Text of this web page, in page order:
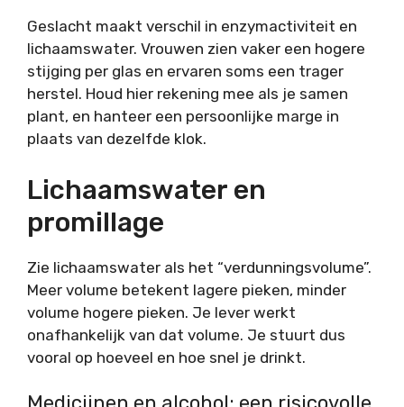
Geslacht maakt verschil in enzymactiviteit en
lichaamswater. Vrouwen zien vaker een hogere
stijging per glas en ervaren soms een trager
herstel. Houd hier rekening mee als je samen
plant, en hanteer een persoonlijke marge in
plaats van dezelfde klok.
Lichaamswater en
promillage
Zie lichaamswater als het “verdunningsvolume”.
Meer volume betekent lagere pieken, minder
volume hogere pieken. Je lever werkt
onafhankelijk van dat volume. Je stuurt dus
vooral op hoeveel en hoe snel je drinkt.